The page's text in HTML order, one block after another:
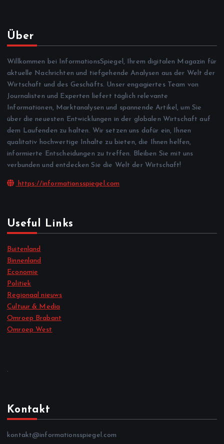
Über
Willkommen bei InformationsSpiegel, Ihrem digitalen Magazin für
aktuelle Nachrichten und tiefgehende Analysen aus der Welt der
Wirtschaft und des Geschäfts. Unser engagiertes Team von
Journalisten und Experten liefert täglich relevante
Informationen, Marktanalysen und spannende Artikel, um Sie
über die neuesten Entwicklungen in der globalen Wirtschaft auf
dem Laufenden zu halten. Wir setzen uns dafür ein, Ihnen
qualitativ hochwertige Inhalte zu bieten, die Ihnen helfen,
informierte Entscheidungen zu treffen. Bleiben Sie mit uns
verbunden und entdecken Sie die Welt der Wirtschaft!
https://informationsspiegel.com
Useful Links
Buitenland
Binnenland
Economie
Politiek
Regionaal nieuws
Cultuur & Media
Omroep Brabant
Omroep West
.
Kontakt
kontakt@informationsspiegel.com